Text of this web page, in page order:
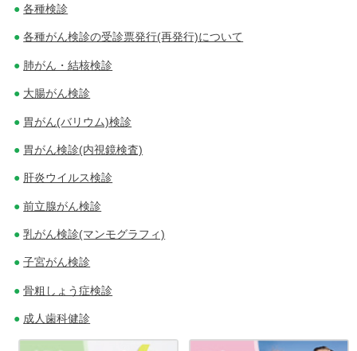
各種検診
各種がん検診の受診票発行(再発行)について
肺がん・結核検診
大腸がん検診
胃がん(バリウム)検診
胃がん検診(内視鏡検査)
肝炎ウイルス検診
前立腺がん検診
乳がん検診(マンモグラフィ)
子宮がん検診
骨粗しょう症検診
成人歯科健診